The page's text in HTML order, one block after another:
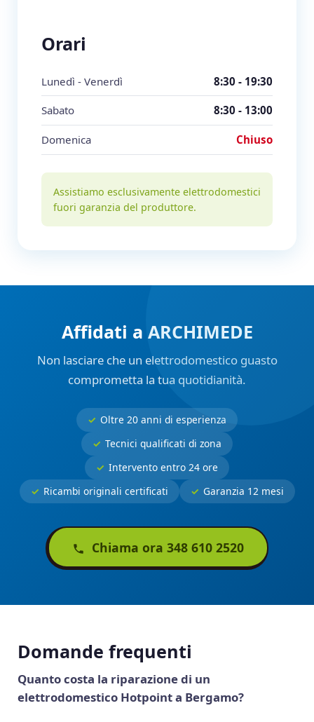
Orari
Lunedì - Venerdì 8:30 - 19:30
Sabato 8:30 - 13:00
Domenica Chiuso
Assistiamo esclusivamente elettrodomestici
fuori garanzia del produttore.
Affidati a ARCHIMEDE
Non lasciare che un elettrodomestico guasto
comprometta la tua quotidianità.
Oltre 20 anni di esperienza
Tecnici qualificati di zona
Intervento entro 24 ore
Ricambi originali certificati
Garanzia 12 mesi
Chiama ora 348 610 2520
Domande frequenti
Quanto costa la riparazione di un
elettrodomestico Hotpoint a Bergamo?